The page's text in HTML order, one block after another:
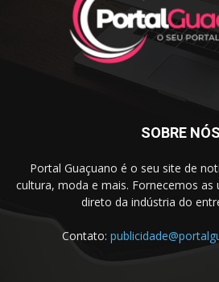
SOBRE NÓS
Portal Guaçuano é o seu site de
cultura, moda e mais. Fornecemos as
direto da indústria do
Contato: